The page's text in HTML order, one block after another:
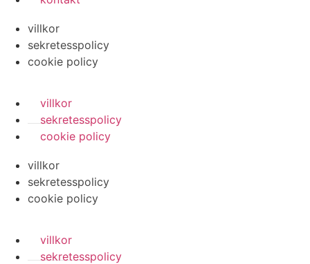
villkor
sekretesspolicy
cookie policy
villkor
sekretesspolicy
cookie policy
villkor
sekretesspolicy
cookie policy
villkor
sekretesspolicy